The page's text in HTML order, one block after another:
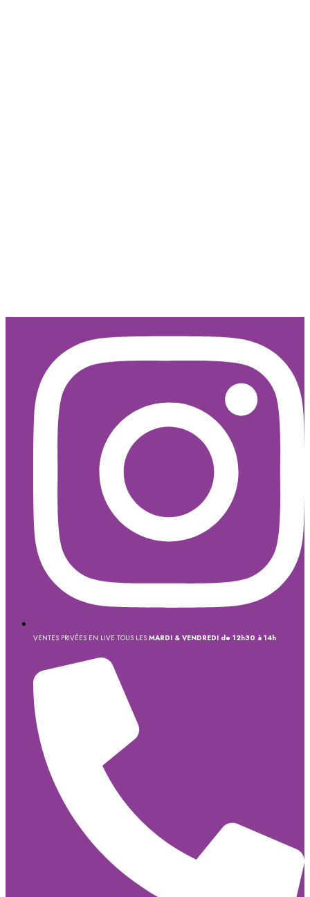
VENTES PRIVÉES EN LIVE TOUS LES MARDI & VENDREDI de 12h30 à 14h